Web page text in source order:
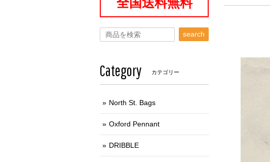
search
Category カテゴリー
North St. Bags
Oxford Pennant
DRIBBLE